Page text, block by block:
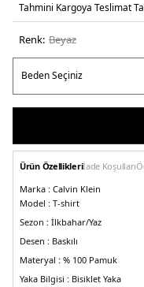
Tahmini Kargoya Teslimat
Renk: beyaz
Ürün Özellikleriİade Koşulları
Marka : Calvin Klein
Model : T-shirt
Sezon : İlkbahar/Yaz
Desen : Baskılı
Materyal : % 100 Pamuk
Yaka Bilgisi : Bisiklet Yaka